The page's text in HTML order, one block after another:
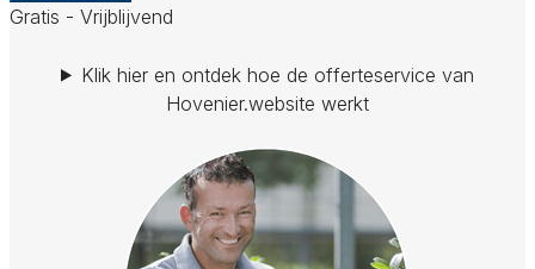
Gratis - Vrijblijvend
Klik hier en ontdek hoe de offerteservice van
Hovenier.website werkt